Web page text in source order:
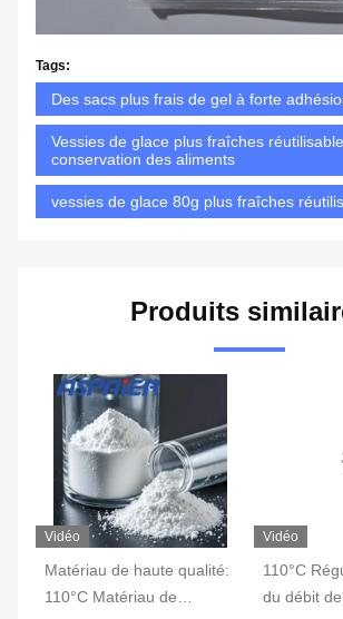
Tags:
Des sacs plus frais de gel à forte
Vessies de glace plus fraîches
conservation des aliments
vessies de glace 80g plus fraîches
Produits
Vidéo
Matériau de haute qualité:
110°C Matériau de
Vidéo
110°C
du débit